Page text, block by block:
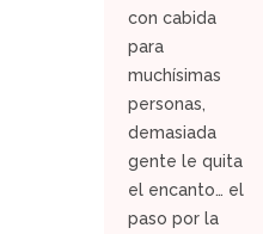
con cabida
para
muchísimas
personas,
demasiada
gente le quita
el encanto… el
paso por la